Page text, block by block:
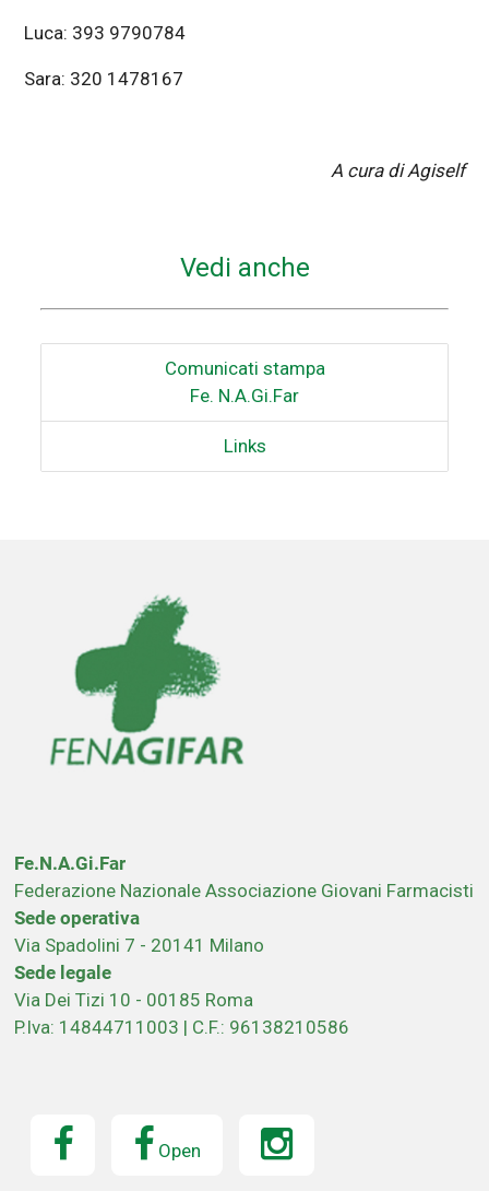
Luca: 393 9790784
Sara: 320 1478167
A cura di Agiself
Vedi anche
Comunicati stampa
Fe. N.A.Gi.Far
Links
Fe.N.A.Gi.Far
Federazione Nazionale Associazione Giovani Farmacisti
Sede operativa
Via Spadolini 7 - 20141 Milano
Sede legale
Via Dei Tizi 10 - 00185 Roma
P.Iva: 14844711003 | C.F.: 96138210586
Open